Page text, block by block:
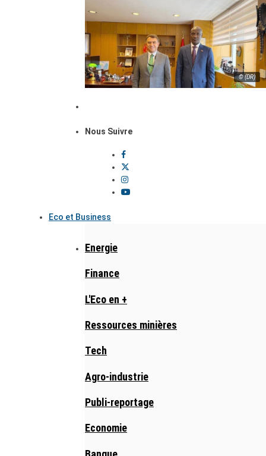
© (DR)
Nous Suivre
Eco et Business
Energie
Finance
L'Eco en +
Ressources minières
Tech
Agro-industrie
Publi-reportage
Economie